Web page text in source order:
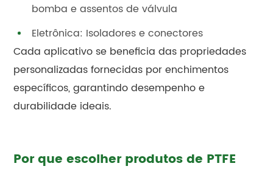
bomba e assentos de válvula
Eletrônica: Isoladores e conectores
Cada aplicativo se beneficia das propriedades
personalizadas fornecidas por enchimentos
específicos, garantindo desempenho e
durabilidade ideais.
Por que escolher produtos de PTFE